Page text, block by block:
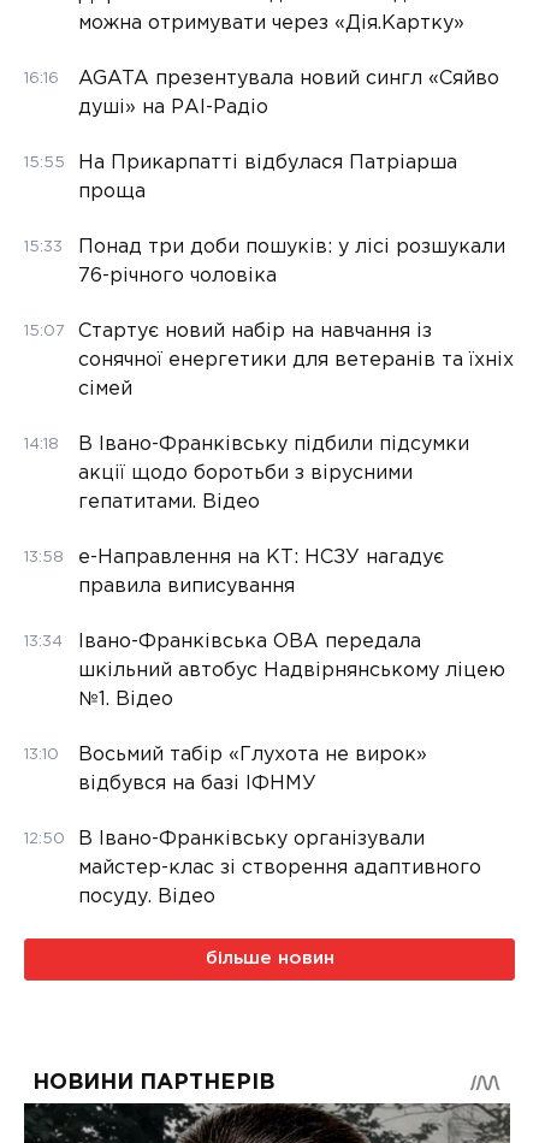
можна отримувати через «Дія.Картку»
16:16
AGATA презентувала новий сингл «Сяйво
душі» на РАІ-Радіо
15:55
На Прикарпатті відбулася Патріарша
проща
15:33
Понад три доби пошуків: у лісі розшукали
76-річного чоловіка
15:07
Стартує новий набір на навчання із
сонячної енергетики для ветеранів та їхніх
сімей
14:18
В Івано-Франківську підбили підсумки
акції щодо боротьби з вірусними
гепатитами. Відео
13:58
е-Направлення на КТ: НСЗУ нагадує
правила виписування
13:34
Івано-Франківська ОВА передала
шкільний автобус Надвірнянському ліцею
№1. Відео
13:10
Восьмий табір «Глухота не вирок»
відбувся на базі ІФНМУ
12:50
В Івано-Франківську організували
майстер-клас зі створення адаптивного
посуду. Відео
більше новин